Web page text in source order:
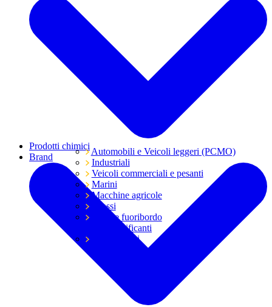
Automobili e Veicoli leggeri (PCMO)
Industriali
Veicoli commerciali e pesanti
Marini
Macchine agricole
Grassi
Moto e fuoribordo
Tutti i lubrificanti
Trasmissioni
Prodotti chimici
Brand